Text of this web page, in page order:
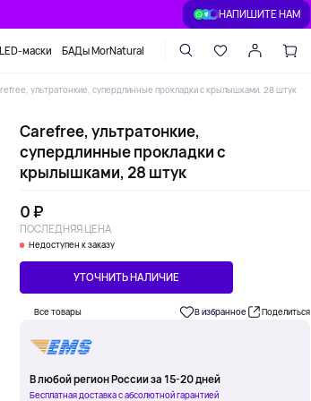
НАПИШИТЕ НАМ
LED-маски БАДы MorNatural
ультратонкие, супердлинные прокладки с крылышками, 28 штук
Carefree, ультратонкие,
супердлинные прокладки с
крылышками, 28 штук
0 ₽
ПОСЛЕДНЯЯ ЦЕНА
Недоступен к заказу
УТОЧНИТЬ НАЛИЧИЕ
Все товары В избранное Поделиться
В любой регион России за 15-20 дней
Бесплатная доставка с абсолютной гарантией